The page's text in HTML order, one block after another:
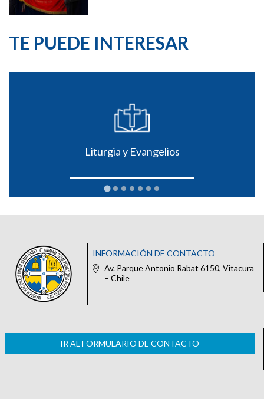
TE PUEDE INTERESAR
Liturgia y Evangelios
INFORMACIÓN DE CONTACTO
Av. Parque Antonio Rabat 6150, Vitacura
– Chile
IR AL FORMULARIO DE CONTACTO